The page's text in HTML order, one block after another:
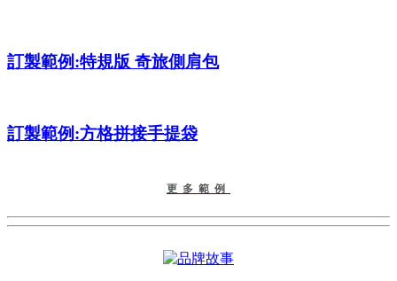
訂製範例:特規版 奇旅側肩包
訂製範例:方格拼接手提袋
更多範例